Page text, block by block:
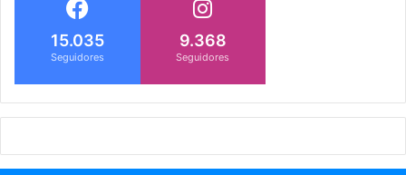
15.035
Seguidores
9.368
Seguidores